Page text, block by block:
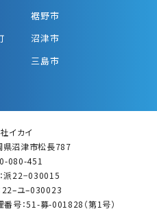
裾野市
沼津市
三島市
イカイ
沼津市松長787
080-451
派22−030015
22–ユ–030023
号：51-募-001828（第1号）